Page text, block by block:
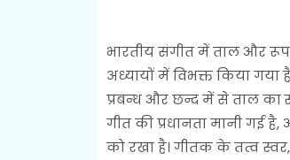
भारतीय संगीत में ताल और रूप-
अध्यायों में विभक्त किया गया
प्रबन्ध और छन्द में से ताल का
गीत की प्रधानता मानी गई
को रखा है। गीतक के तत्व